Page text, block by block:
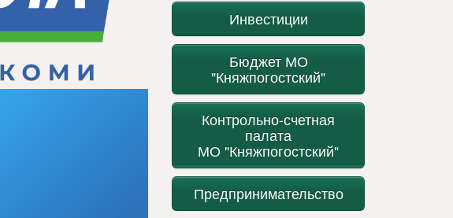
Инвестиции
Бюджет МО
"Княжпогостский"
Контрольно-счетная
палата
МО "Княжпогостский"
Предпринимательство